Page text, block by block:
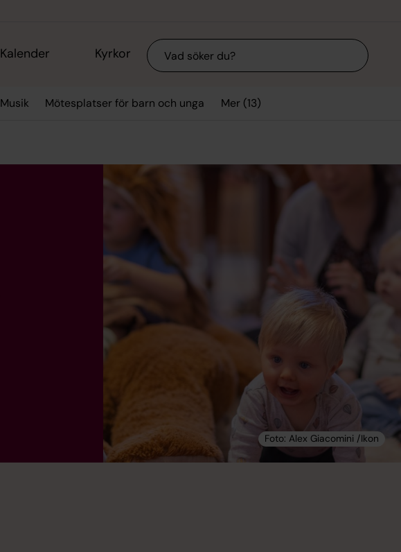
Kalender Kyrkor Sök
Musik Mötesplatser för barn och unga Mer (13)